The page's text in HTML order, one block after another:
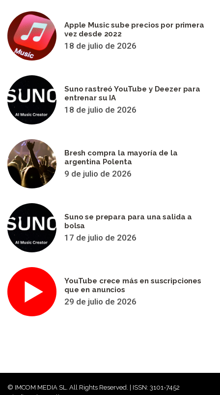
Apple Music sube precios por primera
vez desde 2022
18 de julio de 2026
Suno rastreó YouTube y Deezer para
entrenar su IA
18 de julio de 2026
Bresh compra la mayoría de la
argentina Polenta
9 de julio de 2026
Suno se prepara para una salida a
bolsa
17 de julio de 2026
YouTube crece más en suscripciones
que en anuncios
29 de julio de 2026
© IMCOM MEDIA SL. All Rights Reserved. | ISSN: 3101-7452